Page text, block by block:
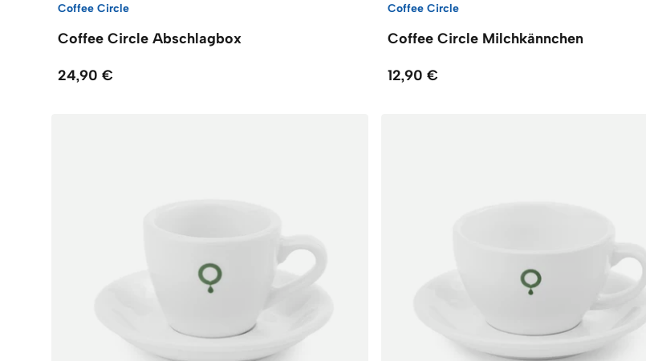
Coffee Circle
Coffee Circle Abschlagbox
24,90 €
Coffee Circle
Coffee Circle Milchkännchen
12,90 €